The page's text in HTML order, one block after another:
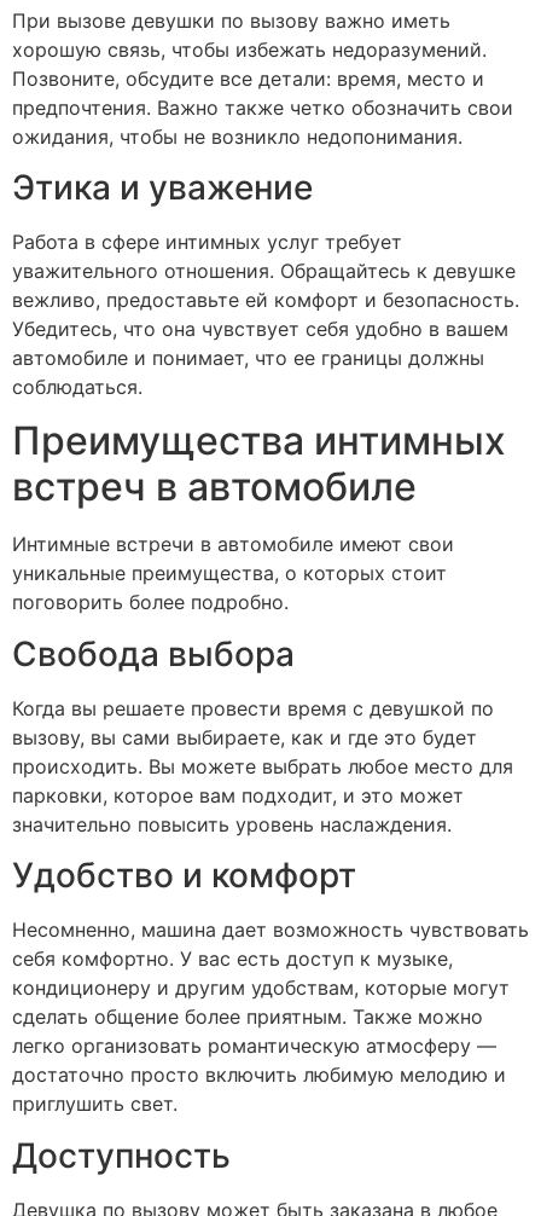
При вызове девушки по вызову важно иметь
хорошую связь, чтобы избежать недоразумений.
Позвоните, обсудите все детали: время, место и
предпочтения. Важно также четко обозначить свои
ожидания, чтобы не возникло недопонимания.
Этика и уважение
Работа в сфере интимных услуг требует
уважительного отношения. Обращайтесь к девушке
вежливо, предоставьте ей комфорт и безопасность.
Убедитесь, что она чувствует себя удобно в вашем
автомобиле и понимает, что ее границы должны
соблюдаться.
Преимущества интимных
встреч в автомобиле
Интимные встречи в автомобиле имеют свои
уникальные преимущества, о которых стоит
поговорить более подробно.
Свобода выбора
Когда вы решаете провести время с девушкой по
вызову, вы сами выбираете, как и где это будет
происходить. Вы можете выбрать любое место для
парковки, которое вам подходит, и это может
значительно повысить уровень наслаждения.
Удобство и комфорт
Несомненно, машина дает возможность чувствовать
себя комфортно. У вас есть доступ к музыке,
кондиционеру и другим удобствам, которые могут
сделать общение более приятным. Также можно
легко организовать романтическую атмосферу —
достаточно просто включить любимую мелодию и
приглушить свет.
Доступность
Девушка по вызову может быть заказана в любое